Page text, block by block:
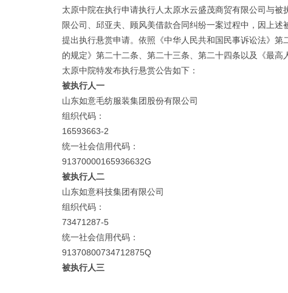
太原中院在执行申请执行人太原水云盛茂商贸有限公司与
限公司、邱亚夫、顾风美借款合同纠纷一案过程中，因上
提出执行悬赏申请。依照《中华人民共和国民事诉讼法》
的规定》第二十二条、第二十三条、第二十四条以及《最
太原中院特发布执行悬赏公告如下：
被执行人一
山东如意毛纺服装集团股份有限公司
组织代码：
16593663-2
统一社会信用代码：
91370000165936632G
被执行人二
山东如意科技集团有限公司
组织代码：
73471287-5
统一社会信用代码：
91370800734712875Q
被执行人三